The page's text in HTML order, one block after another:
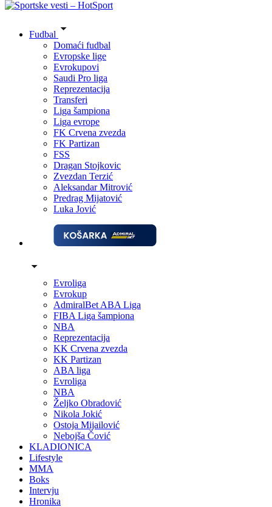
Fudbal
Domaći fudbal
Evropske lige
Evrokupovi
Saudi Pro liga
Reprezentacija
Transferi
Liga šampiona
Liga evrope
FK Crvena zvezda
FK Partizan
FSS
Dragan Stojkovic
Zvezdan Terzić
Aleksandar Mitrović
Predrag Mijatović
Luka Jović
Evroliga
Evrokup
AdmiralBet ABA Liga
FIBA Liga šampiona
NBA
Reprezentacija
KK Crvena zvezda
KK Partizan
ABA liga
Evroliga
NBA
Željko Obradović
Nikola Jokić
Ostoja Mijailović
Nebojša Čović
KLADIONICA
Lifestyle
MMA
Boks
Intervju
Hronika